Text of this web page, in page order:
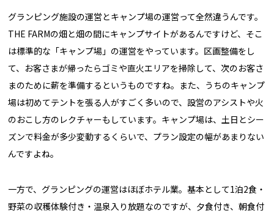
グランピング施設の運営とキャンプ場の運営って全然違うんです。
THE FARMの畑と畑の間にキャンプサイトがあるんですけど、そこ
は標準的な「キャンプ場」の運営をやっています。区画整備をし
て、お客さまが帰ったらゴミや直火エリアを掃除して、次のお客さ
まのために薪を準備するというものですね。また、うちのキャンプ
場は初めてテントを張る人がすごく多いので、設営のアシストや火
のおこし方のレクチャーもしています。キャンプ場は、土日とシー
ズンで料金が多少変動するくらいで、プラン設定の幅があまりない
んですよね。
一方で、グランピングの運営はほぼホテル業。基本として1泊2食・
野菜の収穫体験付き・温泉入り放題なのですが、夕食付き、朝食付